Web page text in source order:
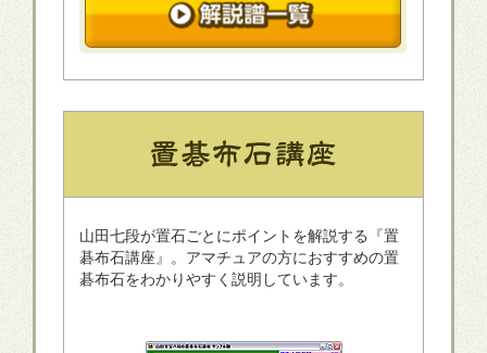
山田七段が置石ごとにポイントを解説する『置
碁布石講座』。アマチュアの方におすすめの置
碁布石をわかりやすく説明しています。